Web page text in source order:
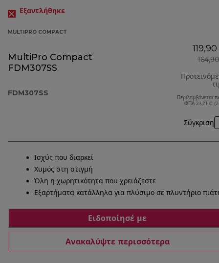
Εξαντλήθηκε
MULTIPRO COMPACT
MultiPro Compact
FDM307SS
FDM307SS
Περιλαμβάνεται
ΦΠΑ 23,21 €
Σύγκριση
Ισχύς που διαρκεί
Χυμός στη στιγμή
Όλη η χωρητικότητα που χρειάζεστε
Εξαρτήματα κατάλληλα για πλύσιμο σε πλυντήριο
Ειδοποίησέ με
Ανακαλύψτε περισσότερα